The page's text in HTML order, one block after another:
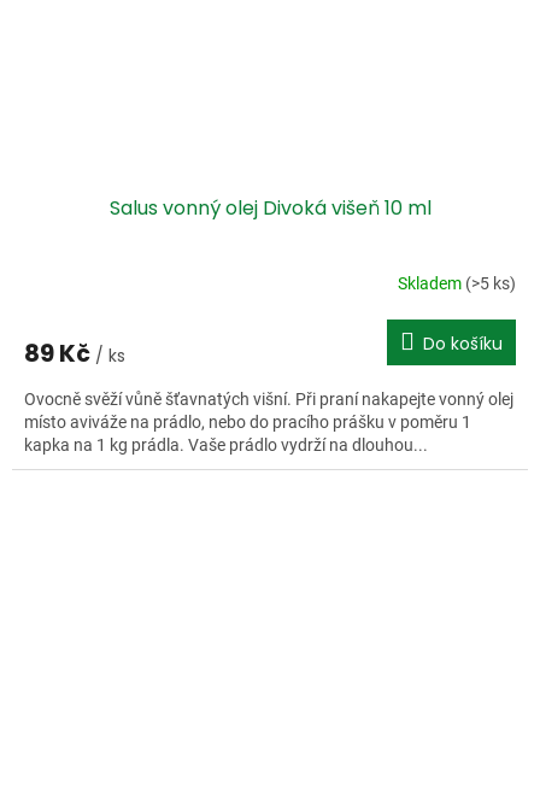
Salus vonný olej Divoká višeň 10 ml
Skladem (>5 ks)
89 Kč / ks Do košíku
Ovocně svěží vůně šťavnatých višní. Při praní nakapejte vonný olej
místo aviváže na prádlo, nebo do pracího prášku v poměru 1
kapka na 1 kg prádla. Vaše prádlo vydrží na dlouhou...